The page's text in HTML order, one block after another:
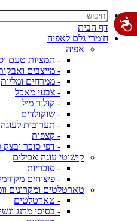
דף הבית
חומרי גלם לאפיה
אפיה
- תמציות טעם
- מייצבים
- ממרחים ומליות
- צבעי מאכל
- קולור מיל
- שוקולדים
- תערובות
- קצפות
- דפי סוכר ובצק
קישוטי עוגה אכילים
- סוכריות
- פיצוחים
טארטלטים ומקרונים
- טארטלטים
- בסיסי מרנג